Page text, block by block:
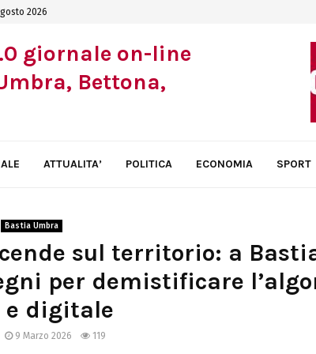
2026
ATTUALITA’ POLITICA ECONOMIA SPORT
Bastia Umbra
sul territorio: a
per demistificare
e digitale
9 Marzo 2026 119